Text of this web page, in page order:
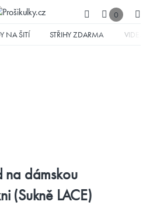
0
NA ŠITÍ STŘIHY ZDARMA VIDEA
na dámskou
(Sukně LACE)